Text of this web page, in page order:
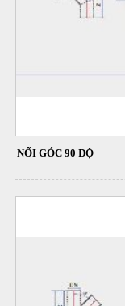
NỐI GÓC 90 ĐỘ